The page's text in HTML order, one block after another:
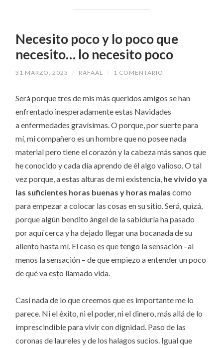
Necesito poco y lo poco que
necesito… lo necesito poco
31 MARZO, 2023 / RAFAAL / 1 COMENTARIO
Será porque tres de mis más queridos amigos se han
enfrentado inesperadamente estas Navidades
a enfermedades gravísimas. O porque, por suerte para
mí, mi compañero es un hombre que no posee nada
material pero tiene el corazón y la cabeza más sanos que
he conocido y cada día aprendo de él algo valioso. O tal
vez porque, a estas alturas de mi existencia, he vivido ya
las suficientes horas buenas y horas malas como
para empezar a colocar las cosas en su sitio. Será, quizá,
porque algún bendito ángel de la sabiduría ha pasado
por aquí cerca y ha dejado llegar una bocanada de su
aliento hasta mí. El caso es que tengo la sensación –al
menos la sensación – de que empiezo a entender un poco
de qué va esto llamado vida.
Casi nada de lo que creemos que es importante me lo
parece. Ni el éxito, ni el poder, ni el dinero, más allá de lo
imprescindible para vivir con dignidad. Paso de las
coronas de laureles y de los halagos sucios. Igual que